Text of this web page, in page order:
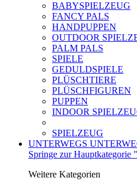
BABYSPIELZEUG
FANCY PALS
HANDPUPPEN
OUTDOOR
PALM PALS
SPIELE
GEDULDSPIELE
PLÜSCHTIERE
PLÜSCHFIGUREN
PUPPEN
INDOOR
SPIELZEUG
UNTERWEGS
Springe zur
Weitere Kategorien